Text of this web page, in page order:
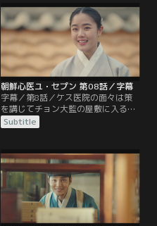
切り、人を助けるような仕事がした
いと言うウヌに、セヨプはケス医院
で働きながら医術を習うことを勧め
る。一方、王宮では「前の王様の死
に関わった女官がいる」と言い残
し、尚宮が死ぬ。
朝鮮心医ユ・セプン 第08話／字幕
字幕／第8話／ケス医院の面々は策
を講じてチョン大監の屋敷に入るこ
とに成功し、セヨプとウヌはマンボ
クを救うための証拠を探す。後日、
に会い、役所で事件の真相を話すよ
うに頼む。ケス医院に戻り、皆で事
件の内容を振り返っていた時、セヨ
プとウヌはあることから真犯人を突
き止める。
Subtitle